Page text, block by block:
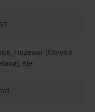
Hazelaar (Corylus
Klei